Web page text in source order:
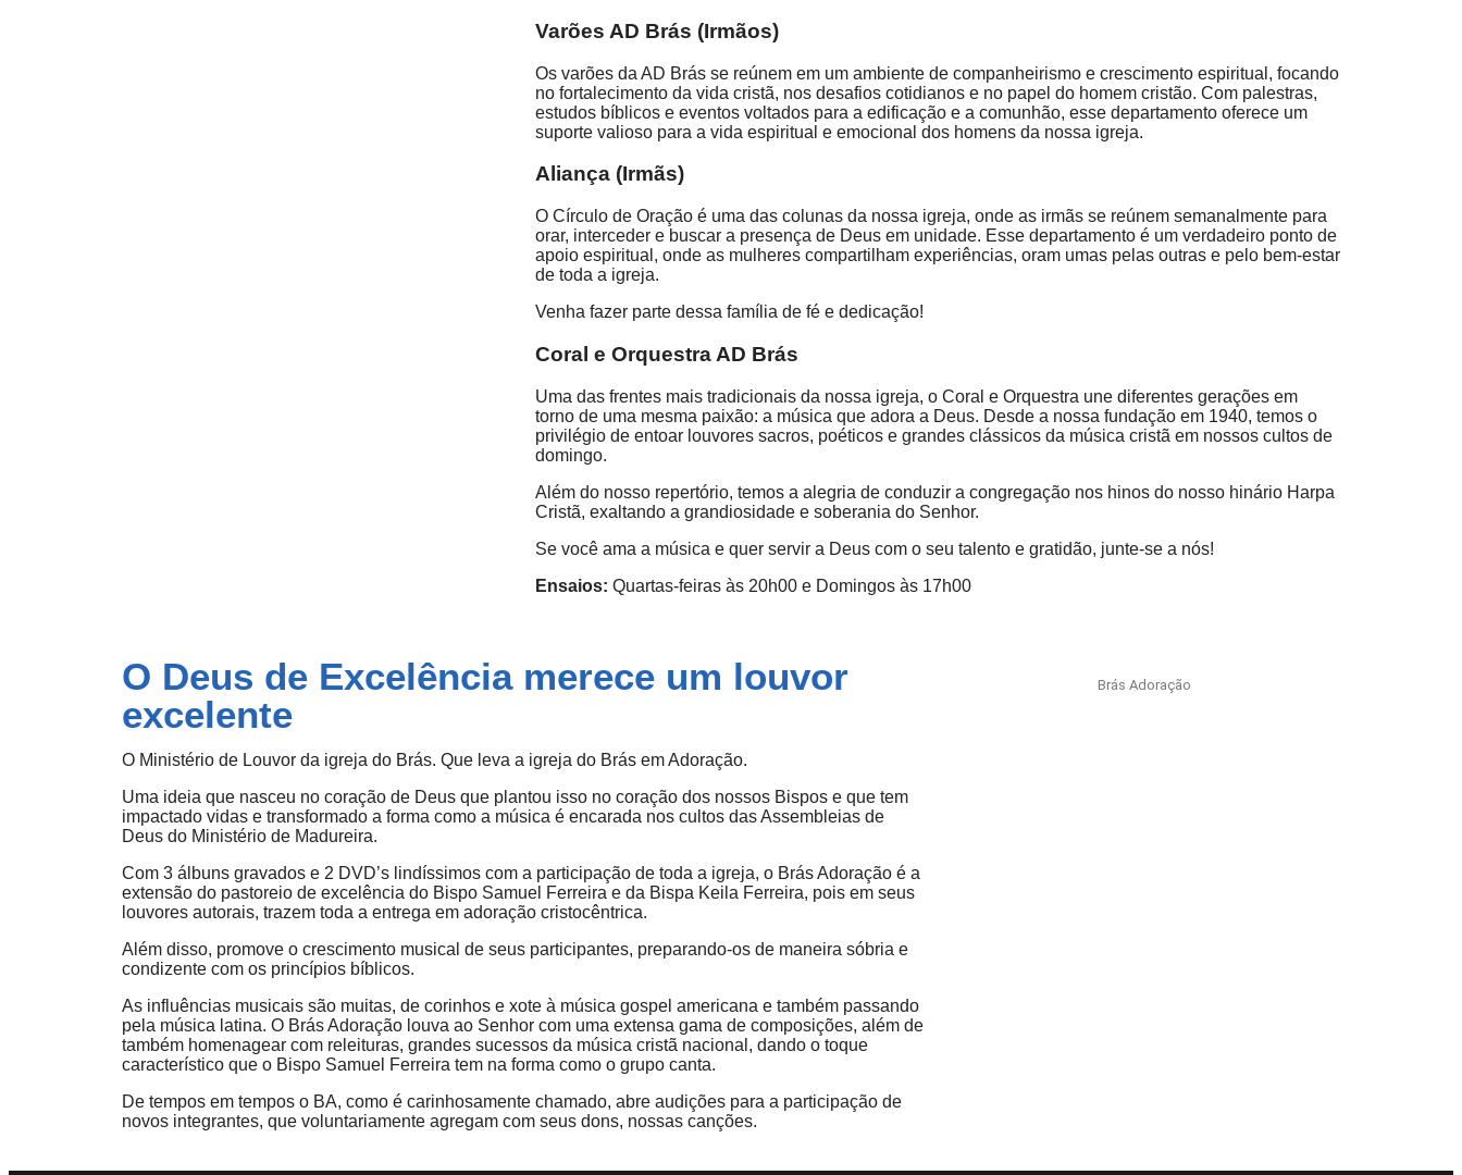
Varões AD Brás (Irmãos)
Os varões da AD Brás se reúnem em um ambiente de companheirismo e crescimento espiritual, focando
no fortalecimento da vida cristã, nos desafios cotidianos e no papel do homem cristão. Com palestras,
estudos bíblicos e eventos voltados para a edificação e a comunhão, esse departamento oferece um
suporte valioso para a vida espiritual e emocional dos homens da nossa igreja.
Aliança (Irmãs)
O Círculo de Oração é uma das colunas da nossa igreja, onde as irmãs se reúnem semanalmente para
orar, interceder e buscar a presença de Deus em unidade. Esse departamento é um verdadeiro ponto de
apoio espiritual, onde as mulheres compartilham experiências, oram umas pelas outras e pelo bem-estar
de toda a igreja.
Venha fazer parte dessa família de fé e dedicação!
Coral e Orquestra AD Brás
Uma das frentes mais tradicionais da nossa igreja, o Coral e Orquestra une diferentes gerações em
torno de uma mesma paixão: a música que adora a Deus. Desde a nossa fundação em 1940, temos o
privilégio de entoar louvores sacros, poéticos e grandes clássicos da música cristã em nossos cultos de
domingo.
Além do nosso repertório, temos a alegria de conduzir a congregação nos hinos do nosso hinário Harpa
Cristã, exaltando a grandiosidade e soberania do Senhor.
Se você ama a música e quer servir a Deus com o seu talento e gratidão, junte-se a nós!
Ensaios: Quartas-feiras às 20h00 e Domingos às 17h00
O Deus de Excelência merece um louvor
excelente
O Ministério de Louvor da igreja do Brás. Que leva a igreja do Brás em Adoração.
Uma ideia que nasceu no coração de Deus que plantou isso no coração dos nossos Bispos e que tem
impactado vidas e transformado a forma como a música é encarada nos cultos das Assembleias de
Deus do Ministério de Madureira.
Com 3 álbuns gravados e 2 DVD’s lindíssimos com a participação de toda a igreja, o Brás Adoração é a
extensão do pastoreio de excelência do Bispo Samuel Ferreira e da Bispa Keila Ferreira, pois em seus
louvores autorais, trazem toda a entrega em adoração cristocêntrica.
Além disso, promove o crescimento musical de seus participantes, preparando-os de maneira sóbria e
condizente com os princípios bíblicos.
As influências musicais são muitas, de corinhos e xote à música gospel americana e também passando
pela música latina. O Brás Adoração louva ao Senhor com uma extensa gama de composições, além de
também homenagear com releituras, grandes sucessos da música cristã nacional, dando o toque
característico que o Bispo Samuel Ferreira tem na forma como o grupo canta.
De tempos em tempos o BA, como é carinhosamente chamado, abre audições para a participação de
novos integrantes, que voluntariamente agregam com seus dons, nossas canções.
Brás Adoração